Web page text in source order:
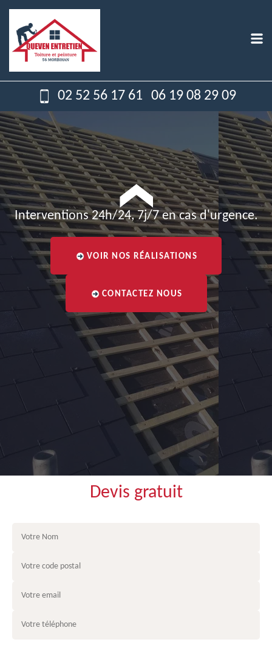
02 52 56 17 61 06 19 08 29 09
Interventions 24h/24, 7j/7 en cas d'urgence.
VOIR NOS RÉALISATIONS
CONTACTEZ NOUS
Devis gratuit